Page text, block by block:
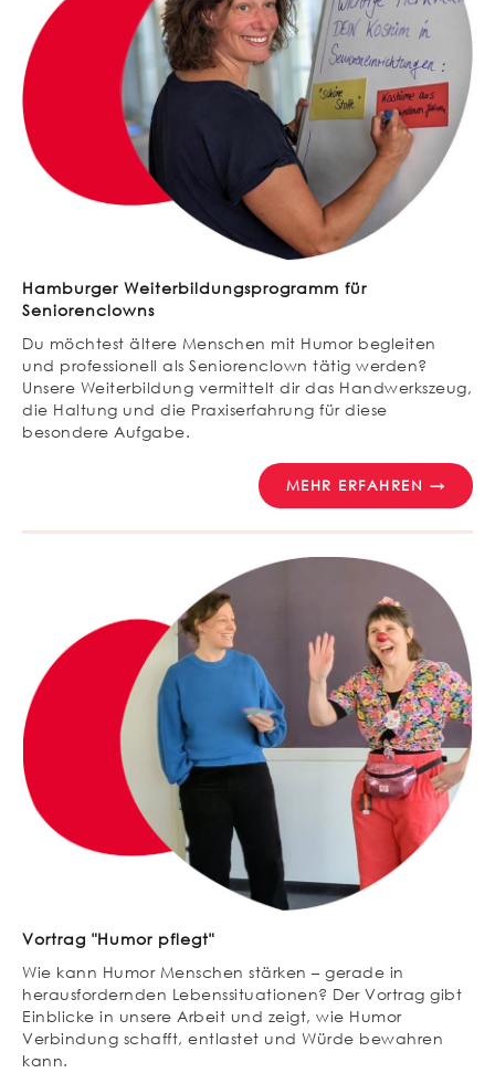
Hamburger Weiterbildungsprogramm für
Seniorenclowns
Du möchtest ältere Menschen mit Humor begleiten
und professionell als Seniorenclown tätig werden?
Unsere Weiterbildung vermittelt dir das Handwerkszeug,
die Haltung und die Praxiserfahrung für diese
besondere Aufgabe.
MEHR ERFAHREN →
Vortrag "Humor pflegt"
Wie kann Humor Menschen stärken – gerade in
herausfordernden Lebenssituationen? Der Vortrag gibt
Einblicke in unsere Arbeit und zeigt, wie Humor
Verbindung schafft, entlastet und Würde bewahren
kann.